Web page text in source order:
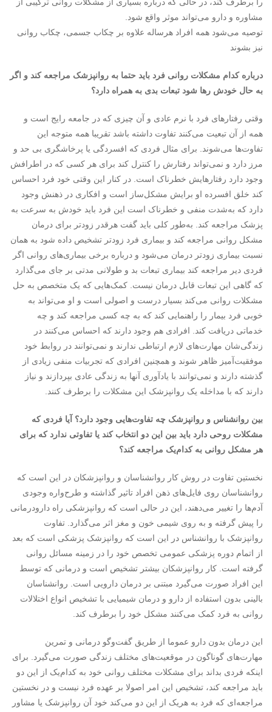
را برطرف کند، در حالی که درباره بسیاری از مشکلات روانی ترکیبی از
مشاوره و دارو می‌تواند موثر واقع شود.
توصیه می‌شود همه افراد هرساله علاوه‌ بر چکاب جسمی، چکاب روانی
نیز بشوند
درباره کدام مشکلات روانی فرد باید حتما به روانپزشک مراجعه کند و اگر
به حال خودش رها شود تبعات بدی به همراه دارد؟
وقتی رفتارهای فرد با نرم عادی و آن چیزی که در جامعه رایج است و
همه از آن تبعیت می‌کنند تفاوت داشته باشد تقریبا همه متوجه این
تفاوت‌ها می‌شوند. برای مثال فردی که افسردگی یا پرخاشگری بی حد و
مرز دارد و نمی‌تواند رفتارش را کنترل کند برای هر کسی که در اطرافش
وجود دارد رفتارهایش خطرناک است. در کنار این وقتی خود فرد احساس
کند خلق افسرده او برایش مشکل‌ساز است و افکاری در ذهنش وجود
دارد که به‌شدت منفی و خطرناک است این فرد باید خودش به سرعت به
پزشک مراجعه کند. به‌طور کلی باید گفت هرقدر زودتر برای درمان
مشکل روانی مراجعه کند و بیماری فرد زودتر تشخیص داده شود به همان
نسبت بیماری زودتر درمان می‌شود و درباره برخی بیماری‌های روانی اگر
فردی دیر مراجعه کند بیماری تبعات بد و طولانی مدتی بر جای می‌گذارد
که گاهی این تبعات قابل درمان نیست. کمک‌هایی که یک متخصص به حل
مشکلات روانی می‌کند بسیار درست و اصولی است و او می‌تواند به
خوبی فرد بیمار را راهنمایی کند که به چه کسی مراجعه کند و چه
خدماتی دریافت کند. افرادی هم وجود دارند که احساس می‌کنند در
زندگی‌شان مهارت‌های لازم ارتباطی ندارند و نمی‌توانند در روابط خود
موفقیت‌آمیز ظاهر شوند و همچنین افرادی که تجربیات منفی زیادی از
گذشته دارند و نمی‌توانند با یادآوری آنها به زندگی عادی بپردازند و نیاز
دارند که با مداخله یک روانپزشک این مشکلات را برطرف کنند.
بین روانشناس و روانپزشک چه تفاوت‌هایی وجود دارد؟ آیا فردی که
مشکلات روحی دارد باید بین این دو انتخاب کند یا تفاوتی ندارد که برای
هر مشکل روانی به کدام‌یک مراجعه کند؟
نخستین تفاوت در روش کار روانشناسان و روانپزشکان در این است که
روانشناسان روی فایل‌های ذهن افراد تاثیر گذاشته و طرح‌واره وجودی
آدم‌ها را تغییر می‌دهند، این در حالی است که روانپزشکی راه دارودرمانی
را پیش گرفته و به روی شیمی خون و مغز اثر می‌گذارد. تفاوت
روانپزشک با روانشناس در این است که روانپزشک پزشکی است که بعد
از اتمام دوره پزشکی عمومی تخصص خود را در زمینه مسائل روانی
گرفته است. کار روانپزشکان بیشتر تشخیص است و درمانی که توسط
این افراد صورت می‌گیرد مبتنی بر درمان‌ دارویی است. روانشناسان
بالینی بدون استفاده از دارو و درمان شیمیایی با تشخیص انواع اختلالات
روانی به فرد کمک می‌کنند مشکل خود را برطرف کند.
این درمان بدون دارو عموما از طریق گفت‌وگو درمانی و تمرین
مهارت‌های گوناگون در موقعیت‌های مختلف زندگی صورت می‌گیرد. برای
اینکه فردی بداند برای مشکلات مختلف روانی خود به کدام‌یک از این دو
باید مراجعه کند، تشخیص این امر اصولا بر عهده فرد نیست و در نخستین
مراجعه‌ای که فرد به هریک از این دو می‌کند خود آن روانپزشک یا مشاور